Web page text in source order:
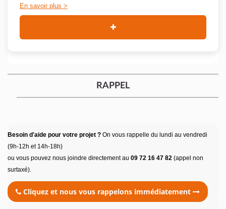
En savoir plus
RAPPEL
Besoin d'aide pour votre projet ? On vous rappelle du lundi au vendredi
(9h-12h et 14h-18h)
ou vous pouvez nous joindre directement au 09 72 16 47 82 (appel non
surtaxé).
Cliquez et nous vous rappelons immédiatement